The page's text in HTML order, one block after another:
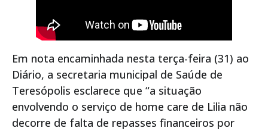
Em nota encaminhada nesta terça-feira (31) ao
Diário, a secretaria municipal de Saúde de
Teresópolis esclarece que “a situação
envolvendo o serviço de home care de Lilia não
decorre de falta de repasses financeiros por